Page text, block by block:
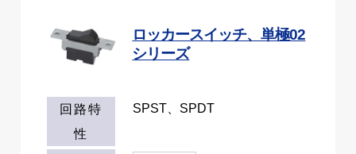
ロッカースイッチ、単極02
シリーズ
回路特
性
SPST、SPDT